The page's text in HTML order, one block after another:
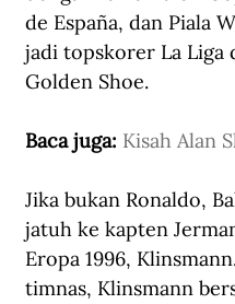
de España, dan Piala
jadi topskorer La Liga
Golden Shoe.
Baca juga: Kisah Alan
Jika bukan Ronaldo,
jatuh ke kapten
Eropa 1996,
timnas, Klinsmann